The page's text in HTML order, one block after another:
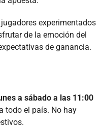
experimentados
de la emoción del
de ganancia.
a sábado a las 11:00
todo el país. No hay